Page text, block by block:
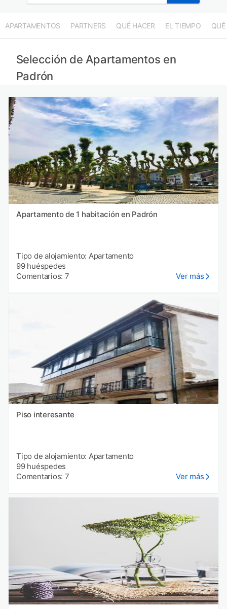
APARTAMENTOS PARTNERS QUÉ HACER EL TIEMPO QUÉ
Selección de Apartamentos en
Padrón
Apartamento de 1 habitación en Padrón
Tipo de alojamiento: Apartamento
99 huéspedes
Comentarios: 7
Ver más
Piso interesante
Tipo de alojamiento: Apartamento
99 huéspedes
Comentarios: 7
Ver más